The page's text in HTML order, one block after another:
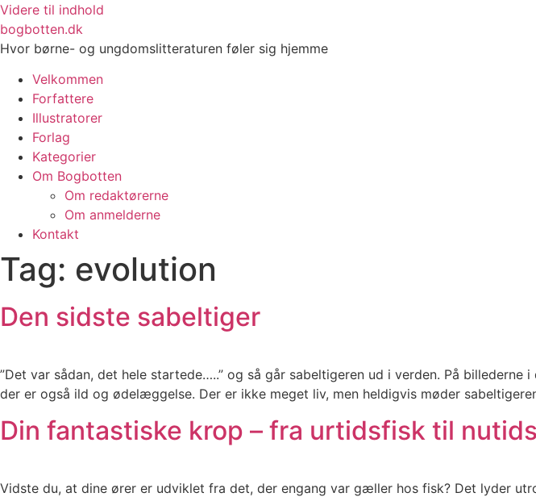
Videre til indhold
bogbotten.dk
Hvor børne- og ungdomslitteraturen føler sig hjemme
Velkommen
Forfattere
Illustratorer
Forlag
Kategorier
Om Bogbotten
Om redaktørerne
Om anmelderne
Kontakt
Tag: evolution
Den sidste sabeltiger
”Det var sådan, det hele startede…..” og så går sabeltigeren ud i verden. På
der er også ild og ødelæggelse. Der er ikke meget liv, men heldigvis møder
Din fantastiske krop – fra urtidsfisk til
Vidste du, at dine ører er udviklet fra det, der engang var gæller hos fisk? Det lyder